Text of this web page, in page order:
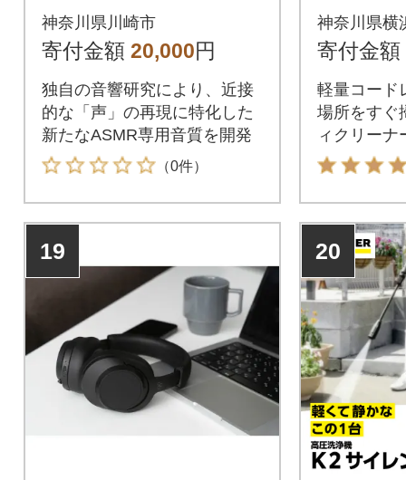
ASMR 【DARK GRA
Y】
神奈川県川崎市
寄付金額 20,000円
独自の音響研究により、近接
的な「声」の再現に特化した
新たなASMR専用音質を開発
（0件）
|コンパ
車掃除
神奈川県横
寄付金額
軽量コード
場所をすぐ
ィクリーナ
ンテナは
20分/強モ
転に対応し
まノズルで
で清掃でき
ば大活躍
19 20